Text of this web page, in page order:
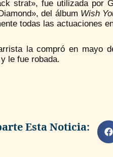
strat», fue utilizada por
del álbum Wish
todas las actuaciones
la compró en mayo
le fue robada.
Esta Noticia: